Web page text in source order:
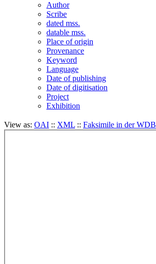
Author
Scribe
dated mss.
datable mss.
Place of origin
Provenance
Keyword
Language
Date of publishing
Date of digitisation
Project
Exhibition
View as: OAI :: XML :: Faksimile in der WDB